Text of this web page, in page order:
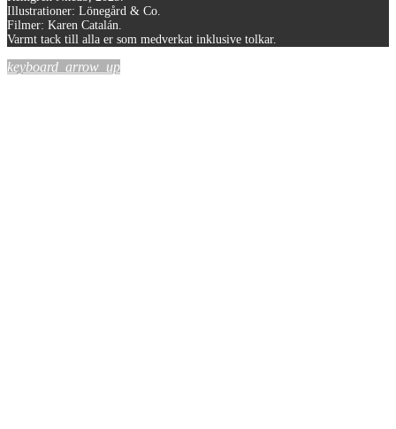
Illustrationer: Lönegård & Co.
Filmer: Karen Catalán.
Varmt tack till alla er som medverkat inklusive tolkar.
keyboard_arrow_up